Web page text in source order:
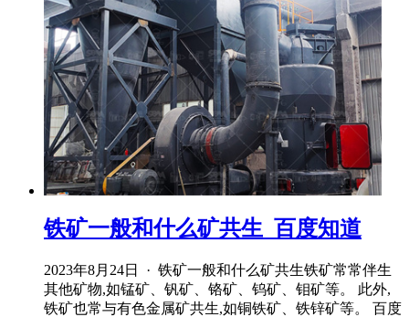
铁矿一般和什么矿共生_百度知道
2023年8月24日 · 铁矿一般和什么矿共生铁矿常常伴生
其他矿物,如锰矿、钒矿、铬矿、钨矿、钼矿等。 此外,
铁矿也常与有色金属矿共生,如铜铁矿、铁锌矿等。 百度